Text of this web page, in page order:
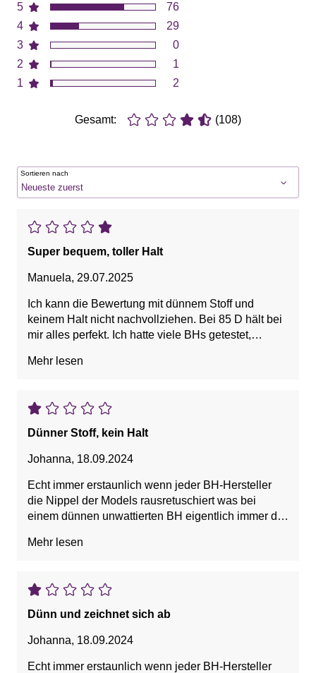
5
4
3
2
1
76
29
0
1
2
Gesamt: (108)
Sortieren nach
Super bequem, toller Halt
Manuela, 29.07.2025
Ich kann die Bewertung mit dünnem Stoff und
keinem Halt nicht nachvollziehen. Bei 85 D hält bei
mir alles perfekt. Ich hatte viele BHs getestet,
und der hier hatte den Besten. Nippel sieht man
unfassbar bequem!
Mehr lesen
Dünner Stoff, kein Halt
Johanna, 18.09.2024
Echt immer erstaunlich wenn jeder BH-Hersteller
die Nippel der Models rausretuschiert was bei
einem dünnen unwattierten BH eigentlich immer der
aber auch mal wieder nichts erwarten) und wenn
Mehr lesen
Dünn und zeichnet sich ab
Johanna, 18.09.2024
Echt immer erstaunlich wenn jeder BH-Hersteller